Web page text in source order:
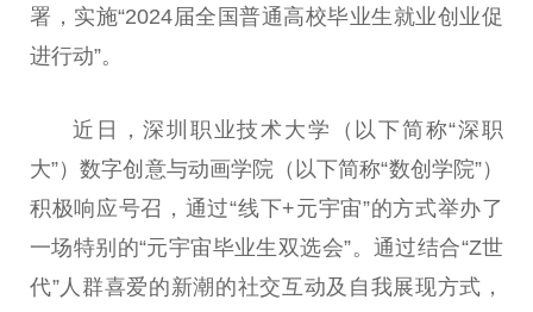
署，实施“2024届全国普通高校毕业生就业创业促
进行动”。
近日，深圳职业技术大学（以下简称“深职
大”）数字创意与动画学院（以下简称“数创学院”）
积极响应号召，通过“线下+元宇宙”的方式举办了
一场特别的“元宇宙毕业生双选会”。通过结合“Z世
代”人群喜爱的新潮的社交互动及自我展现方式，